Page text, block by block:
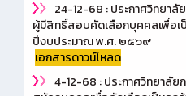
24-12-68 : ประกาศวิทยาลั
ผู้มีสิทธิ์สอบคัดเลือกบุคคลเพื่อเ
ปีงบประมาณ พ.ศ. ๒๕๖๙
เอกสารดาวน์โหลด
4-12-68 : ประกาศวิทยาลัย